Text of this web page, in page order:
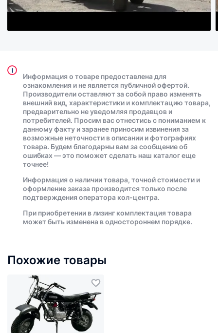
i
Информация о товаре предоставлена для
ознакомления и не является публичной офертой.
Производители оставляют за собой право изменять
внешний вид, характеристики и комплектацию товара,
предварительно не уведомляя продавцов и
потребителей. Просим вас отнестись с пониманием к
данному факту и заранее приносим извинения за
возможные неточности в описании и фотографиях
товара. Будем благодарны вам за сообщение об
ошибках — это поможет сделать наш каталог еще
точнее!
Информация о наличии товара, точной стоимости и
оформление заказа производится только после
подтверждения оператора кол-центра.
При приобретении в лизинг комплектация товара
может быть изменена в одностороннем порядке.
Похожие товары